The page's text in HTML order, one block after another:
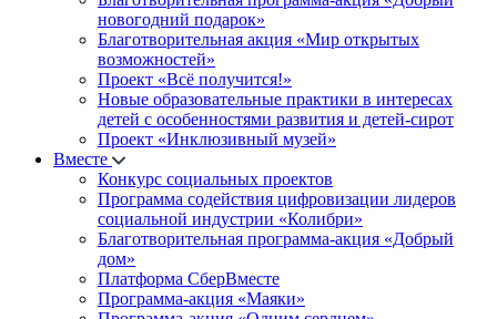
новогодний подарок»
Благотворительная акция «Мир открытых
возможностей»
Проект «Всё получится!»
Новые образовательные практики в интересах
детей с особенностями развития и детей-сирот
Проект «Инклюзивный музей»
Вместе
Конкурс социальных проектов
Программа содействия цифровизации лидеров
социальной индустрии «Колибри»
Благотворительная программа-акция «Добрый
дом»
Платформа СберВместе
Программа-акция «Маяки»